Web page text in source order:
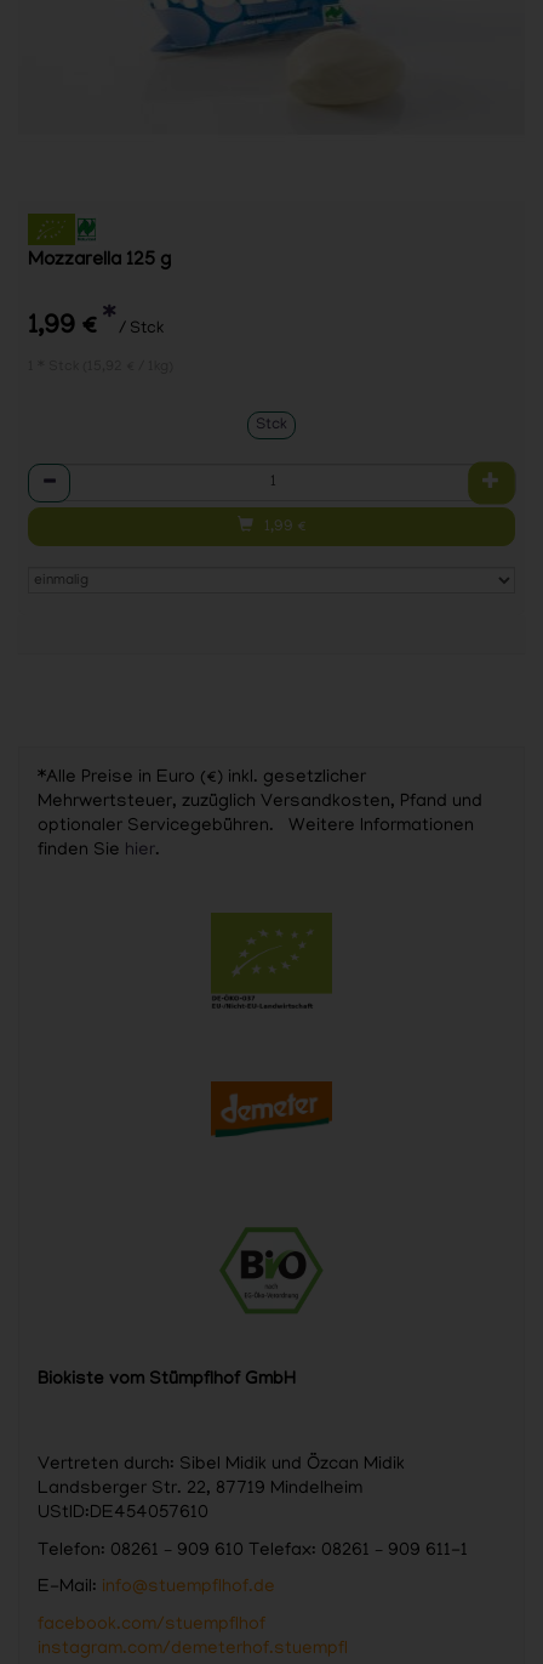
Mozzarella 125 g
1,99 € * / Stck
Stck
Anzahl
1,99 €
*Alle Preise in Euro (€) inkl. gesetzlicher
Mehrwertsteuer, zuzüglich Versandkosten, Pfand und
optionaler Servicegebühren. Weitere Informationen
finden Sie hier.
Biokiste vom Stümpflhof GmbH
Vertreten durch: Sibel Midik und Özcan Midik
Landsberger Str. 22, 87719 Mindelheim
UStID:DE454057610
Telefon: 08261 – 909 610 Telefax: 08261 – 909 611-1
E-Mail: info@stuempflhof.de
facebook.com/stuempflhof
instagram.com/demeterhof.stuempfl